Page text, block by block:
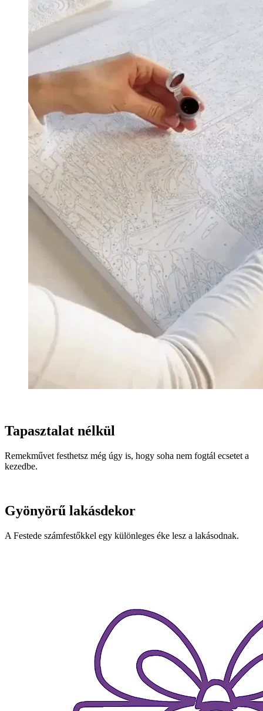
Tapasztalat nélkül
Remekművet festhetsz még úgy is, hogy soha nem fogtál ecsetet a
kezedbe.
Gyönyörű lakásdekor
A Festede számfestőkkel egy különleges éke lesz a lakásodnak.